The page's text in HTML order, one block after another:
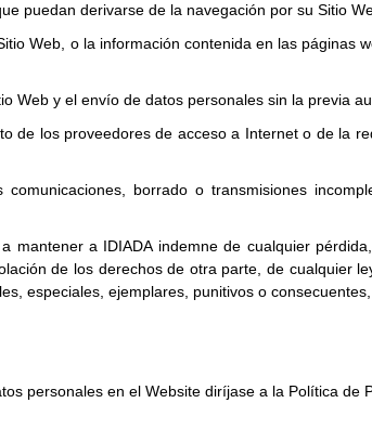
puedan derivarse de la navegación por su Sitio
Web, o la información contenida en las
Web y el envío de datos personales sin la previa
de los proveedores de acceso a Internet o de la
borrado o transmisiones
mantener a IDIADA indemne de cualquier
de los derechos de otra parte, de cualquier
especiales, ejemplares, punitivos o
personales en el Website diríjase a la Política de